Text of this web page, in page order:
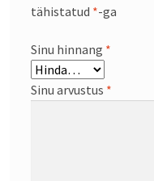
tähistatud *-ga
Sinu hinnang *
Sinu arvustus *